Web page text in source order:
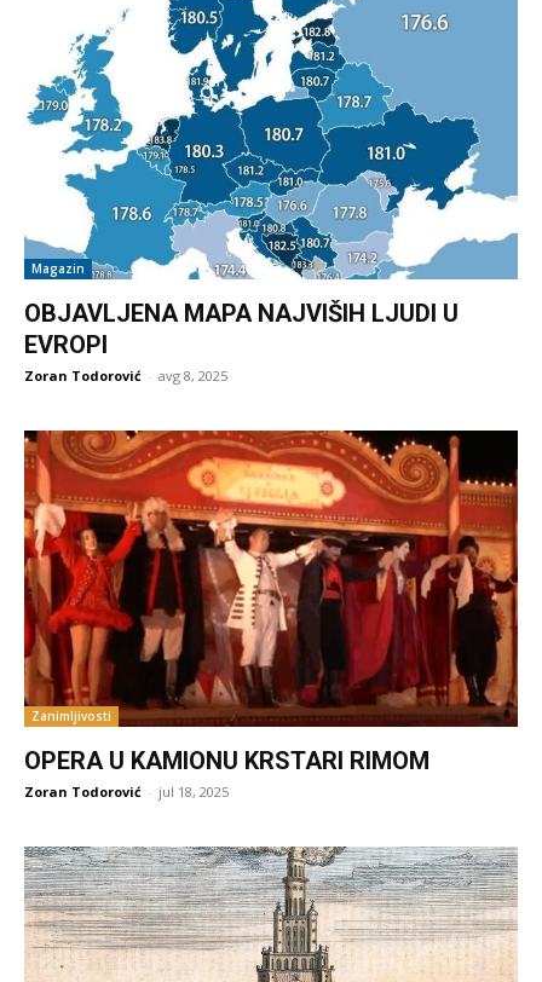
Magazin
OBJAVLJENA MAPA NAJVIŠIH LJUDI U
EVROPI
Zoran Todorović - avg 8, 2025
Zanimljivosti
OPERA U KAMIONU KRSTARI RIMOM
Zoran Todorović - jul 18, 2025